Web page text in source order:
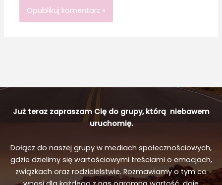
Już teraz zapraszam Cię do grupy, którą niebawem
uruchomię.
Dołącz do naszej grupy w mediach społecznościowych,
gdzie dzielimy się wartościowymi treściami o emocjach,
związkach oraz rodzicielstwie. Rozmawiamy o tym co